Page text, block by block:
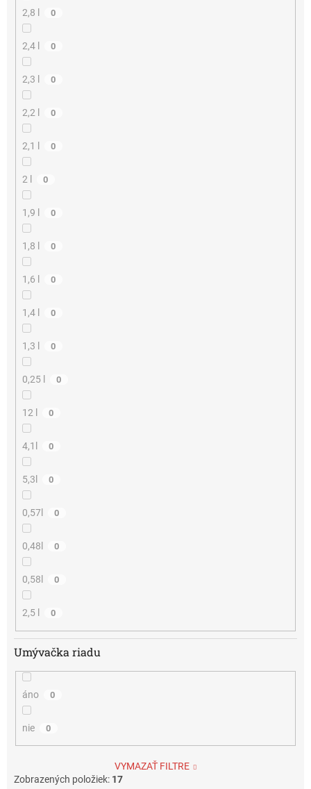
2,8 l 0
2,4 l 0
2,3 l 0
2,2 l 0
2,1 l 0
2 l 0
1,9 l 0
1,8 l 0
1,6 l 0
1,4 l 0
1,3 l 0
0,25 l 0
12 l 0
4,1l 0
5,3l 0
0,57l 0
0,48l 0
0,58l 0
2,5 l 0
Umývačka riadu
áno 0
nie 0
VYMAZAŤ FILTRE
Zobrazených položiek: 17